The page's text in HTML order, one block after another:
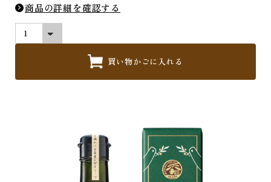
商品の詳細を確認する
買い物かごに入れる